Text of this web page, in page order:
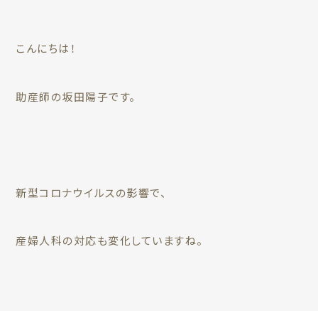
こんにちは！
助産師の坂田陽子です。
新型コロナウイルスの影響で、
産婦人科の対応も変化していますね。